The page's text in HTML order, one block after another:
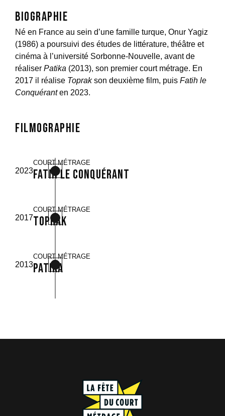
Biographie
Né en France au sein d’une famille turque, Onur Yagiz
(1986) a poursuivi des études de littérature, théâtre et
cinéma à l’université Sorbonne-Nouvelle, avant de
réaliser Patika (2013), son premier court métrage. En
2017 il réalise Toprakson deuxième film, puis Fatih le
Conquéranten 2023.
Filmographie
2023
COURT MÉTRAGE
Fatih le Conquérant
2017
COURT MÉTRAGE
Toprak
2013
COURT MÉTRAGE
Patika